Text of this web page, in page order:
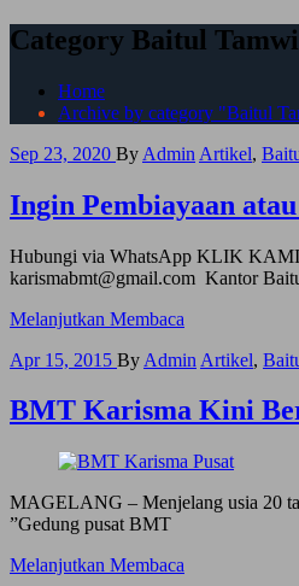
Category Baitul
Home
Archive by category "Baitul
Sep 23, 2020 By Admin Artikel,
Ingin Pembiayaan
Hubungi via WhatsApp KLIK KAMI
karismabmt@gmail.com Kantor
Melanjutkan Membaca
atau
Apr 15, 2015 By Admin Artikel,
BMT Karisma Kini
MAGELANG – Menjelang usia 20
”Gedung pusat BMT
Melanjutkan Membaca